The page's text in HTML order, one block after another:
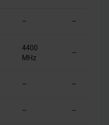
– –
4400
MHz
–
– –
– –